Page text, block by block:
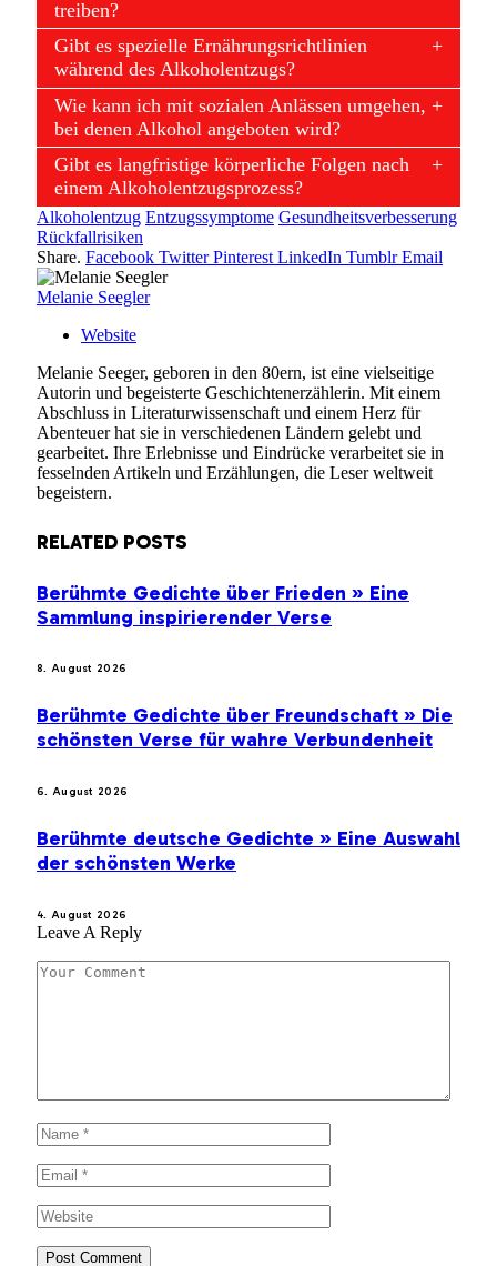
treiben?
Gibt es spezielle Ernährungsrichtlinien
während des Alkoholentzugs?
Wie kann ich mit sozialen Anlässen umgehen,
bei denen Alkohol angeboten wird?
Gibt es langfristige körperliche Folgen nach
einem Alkoholentzugsprozess?
Alkoholentzug Entzugssymptome Gesundheitsverbesserung
Rückfallrisiken
Share. Facebook Twitter Pinterest LinkedIn Tumblr Email
Melanie Seegler
Website
Melanie Seeger, geboren in den 80ern, ist eine vielseitige
Autorin und begeisterte Geschichtenerzählerin. Mit einem
Abschluss in Literaturwissenschaft und einem Herz für
Abenteuer hat sie in verschiedenen Ländern gelebt und
gearbeitet. Ihre Erlebnisse und Eindrücke verarbeitet sie in
fesselnden Artikeln und Erzählungen, die Leser weltweit
begeistern.
RELATED POSTS
Berühmte Gedichte über Frieden » Eine
Sammlung inspirierender Verse
8. August 2026
Berühmte Gedichte über Freundschaft » Die
schönsten Verse für wahre Verbundenheit
6. August 2026
Berühmte deutsche Gedichte » Eine Auswahl
der schönsten Werke
4. August 2026
Leave A Reply